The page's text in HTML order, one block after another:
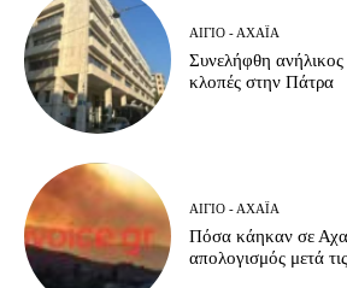
ΑΊΓΙΟ - ΑΧΑΪ́Α
Συνελήφθη ανήλικος
κλοπές στην Πάτρα
ΑΊΓΙΟ - ΑΧΑΪ́Α
Πόσα κάηκαν σε
απολογισμός μετά